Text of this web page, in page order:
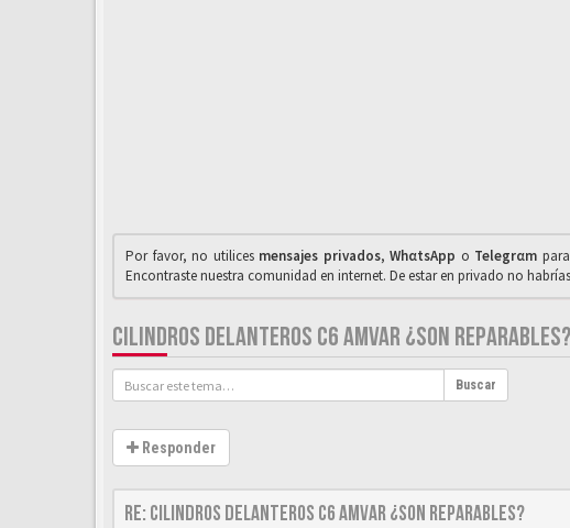
Por favor, no utilices mensajes privados,WhαtsApp o Telegrαm
Encontraste nuestra comunidad en internet. De estar en privado no
CILINDROS DELANTEROS C6 AMVAR ¿SON REPARABLES?
Buscar
Responder
Re: CILINDROS DELANTEROS C6 AMVAR ¿SON REPARABLES?